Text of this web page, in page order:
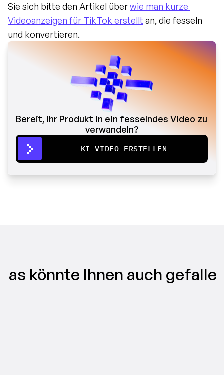
Sie sich bitte den Artikel über wie man kurze
Videoanzeigen für TikTok erstellt an, die fesseln
und konvertieren.
Bereit, Ihr Produkt in ein fesselndes Video zu
verwandeln?
KI-VIDEO ERSTELLEN
könnte Ihnen auch